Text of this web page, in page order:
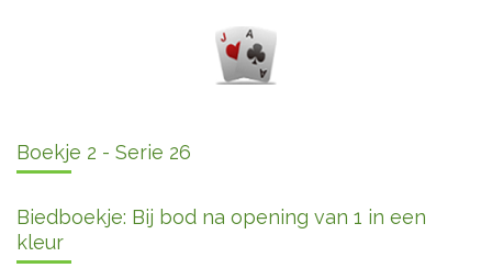
Boekje 2 - Serie 26
Biedboekje: Bij bod na opening van 1 in een
kleur